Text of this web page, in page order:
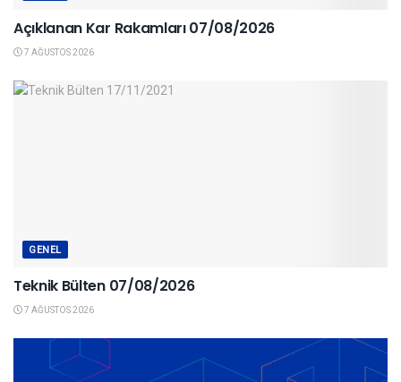
Açıklanan Kar Rakamları 07/08/2026
7 AĞUSTOS 2026
GENEL
Teknik Bülten 07/08/2026
7 AĞUSTOS 2026